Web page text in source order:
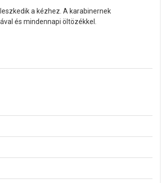
a kézhez. A karabinernek
és mindennapi öltözékkel.